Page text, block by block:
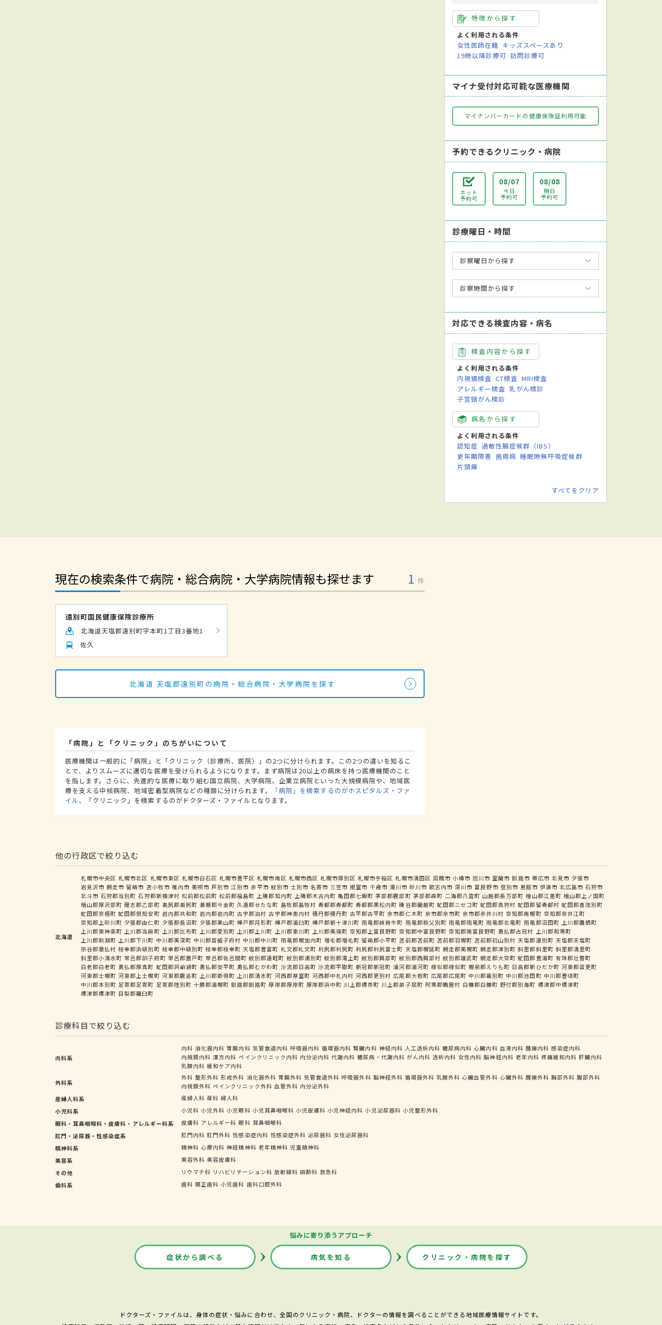
特徴から探す
よく利用される条件
女性医師在籍 キッズスペースあり
19時以降診療可 訪問診療可
マイナ受付対応可能な医療機関
マイナンバーカードの健康保険証利用可能
予約できるクリニック・病院
ネット
予約可
08/07
今日
予約可
08/08
明日
予約可
診療曜日・時間
診察曜日から探す
診察時間から探す
対応できる検査内容・病名
検査内容から探す
よく利用される条件
内視鏡検査 CT検査 MRI検査
アレルギー検査 乳がん検診
子宮頸がん検診
病名から探す
よく利用される条件
認知症 過敏性腸症候群（IBS）
更年期障害 歯周病 睡眠時無呼吸症候群
片頭痛
すべてをクリア
現在の検索条件で病院・総合病院・大学病院情報も探せます 1 件
遠別町国民健康保険診療所
北海道天塩郡遠別町字本町1丁目3番地1
佐久
北海道 天塩郡遠別町の病院・総合病院・大学病院を探す
「病院」と「クリニック」のちがいについて
医療機関は一般的に「病院」と「クリニック（診療所、医院）」の2つに分けられます。この2つの違いを知るこ
とで、よりスムーズに適切な医療を受けられるようになります。まず病院は20以上の病床を持つ医療機関のこと
を指します。さらに、先進的な医療に取り組む国立病院、大学病院、企業立病院といった大規模病院や、地域医
療を支える中核病院、地域密着型病院などの種類に分けられます。
「病院」を検索するのがホスピタルズ・ファ
イル、「クリニック」を検索するのがドクターズ・ファイルとなります。
他の行政区で絞り込む
北海道
札幌市中央区 札幌市北区 札幌市東区 札幌市白石区 札幌市豊平区 札幌市南区 札幌市西区 札幌市厚別区 札幌市手稲区 札幌市清田区 函館市 小樽市 旭川市 室蘭市 釧路市 帯広市 北見市 夕張市
岩見沢市 網走市 留萌市 苫小牧市 稚内市 美唄市 芦別市 江別市 赤平市 紋別市 士別市 名寄市 三笠市 根室市 千歳市 滝川市 砂川市 歌志内市 深川市 富良野市 登別市 恵庭市 伊達市 北広島市 石狩市
北斗市 石狩郡当別町 石狩郡新篠津村 松前郡松前町 松前郡福島町 上磯郡知内町 上磯郡木古内町 亀田郡七飯町 茅部郡鹿部町 茅部郡森町 二海郡八雲町 山越郡長万部町 檜山郡江差町 檜山郡上ノ国町
檜山郡厚沢部町 爾志郡乙部町 奥尻郡奥尻町 瀬棚郡今金町 久遠郡せたな町 島牧郡島牧村 寿都郡寿都町 寿都郡黒松内町 磯谷郡蘭越町 虻田郡ニセコ町 虻田郡真狩村 虻田郡留寿都村 虻田郡喜茂別町
虻田郡京極町 虻田郡倶知安町 岩内郡共和町 岩内郡岩内町 古宇郡泊村 古宇郡神恵内村 積丹郡積丹町 古平郡古平町 余市郡仁木町 余市郡余市町 余市郡赤井川村 空知郡南幌町 空知郡奈井江町
空知郡上砂川町 夕張郡由仁町 夕張郡長沼町 夕張郡栗山町 樺戸郡月形町 樺戸郡浦臼町 樺戸郡新十津川町 雨竜郡妹背牛町 雨竜郡秩父別町 雨竜郡雨竜町 雨竜郡北竜町 雨竜郡沼田町 上川郡鷹栖町
上川郡東神楽町 上川郡当麻町 上川郡比布町 上川郡愛別町 上川郡上川町 上川郡東川町 上川郡美瑛町 空知郡上富良野町 空知郡中富良野町 空知郡南富良野町 勇払郡占冠村
上川郡和寒町
上川郡剣淵町 上川郡下川町 中川郡美深町 中川郡音威子府村 中川郡中川町 雨竜郡幌加内町 増毛郡増毛町 留萌郡小平町 苫前郡苫前町 苫前郡羽幌町 苫前郡初山別村 天塩郡遠別町 天塩郡天塩町
宗谷郡猿払村 枝幸郡浜頓別町 枝幸郡中頓別町 枝幸郡枝幸町 天塩郡豊富町 礼文郡礼文町 利尻郡利尻町 利尻郡利尻富士町 天塩郡幌延町 網走郡美幌町 網走郡津別町 斜里郡斜里町 斜里郡清里町
斜里郡小清水町 常呂郡訓子府町 常呂郡置戸町 常呂郡佐呂間町 紋別郡遠軽町 紋別郡湧別町 紋別郡滝上町 紋別郡興部町 紋別郡西興部村 紋別郡雄武町 網走郡大空町 虻田郡豊浦町 有珠郡壮瞥町
白老郡白老町 勇払郡厚真町 虻田郡洞爺湖町 勇払郡安平町 勇払郡むかわ町 沙流郡日高町 沙流郡平取町 新冠郡新冠町 浦河郡浦河町 様似郡様似町 幌泉郡えりも町 日高郡新ひだか町 河東郡音更町
河東郡士幌町 河東郡上士幌町 河東郡鹿追町 上川郡新得町 上川郡清水町 河西郡芽室町 河西郡中札内村 河西郡更別村 広尾郡大樹町 広尾郡広尾町 中川郡幕別町 中川郡池田町 中川郡豊頃町
中川郡本別町 足寄郡足寄町 足寄郡陸別町 十勝郡浦幌町 釧路郡釧路町 厚岸郡厚岸町 厚岸郡浜中町 川上郡標茶町 川上郡弟子屈町 阿寒郡鶴居村 白糠郡白糠町 野付郡別海町 標津郡中標津町
標津郡標津町 目梨郡羅臼町
診療科目で絞り込む
内科系
内科 消化器内科 胃腸内科 気管食道内科 呼吸器内科 循環器内科 腎臓内科 神経内科 人工透析内科 糖尿病内科 心臓内科 血液内科 腫瘍内科 感染症内科
内視鏡内科 漢方内科 ペインクリニック内科 内分泌内科 代謝内科 糖尿病・代謝内科 がん内科 透析内科 女性内科 脳神経内科 老年内科 疼痛緩和内科 肝臓内科
乳腺内科 緩和ケア内科
外科系
外科 整形外科 形成外科 消化器外科 胃腸外科 気管食道外科 呼吸器外科 脳神経外科 循環器外科 乳腺外科 心臓血管外科 心臓外科 腫瘍外科 胸部外科 腹部外科
内視鏡外科 ペインクリニック外科 血管外科 内分泌外科
産婦人科系
産婦人科 産科 婦人科
小児科系
小児科 小児外科 小児眼科 小児耳鼻咽喉科 小児皮膚科 小児神経内科 小児泌尿器科 小児整形外科
眼科・耳鼻咽喉科・皮膚科・アレルギー科系
皮膚科 アレルギー科 眼科 耳鼻咽喉科
肛門・泌尿器・性感染症系
肛門内科 肛門外科 性感染症内科 性感染症外科 泌尿器科 女性泌尿器科
精神科系
精神科 心療内科 神経精神科 老年精神科 児童精神科
美容系
美容外科 美容皮膚科
その他
リウマチ科 リハビリテーション科 放射線科 麻酔科 救急科
歯科系
歯科 矯正歯科 小児歯科 歯科口腔外科
悩みに寄り添うアプローチ
症状から調べる 病気を知る クリニック・病院を探す
ドクターズ・ファイルは、身体の症状・悩みに合わせ、全国のクリニック・病院、ドクターの情報を調べることができる地域医療情報サイトです。